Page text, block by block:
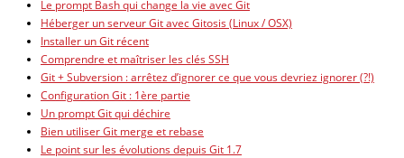
Le prompt Bash qui change la vie avec Git
Héberger un serveur Git avec Gitosis (Linux / OSX)
Installer un Git récent
Comprendre et maîtriser les clés SSH
Git + Subversion : arrêtez d’ignorer ce que vous devriez ignorer (?!)
Configuration Git : 1ère partie
Un prompt Git qui déchire
Bien utiliser Git merge et rebase
Le point sur les évolutions depuis Git 1.7